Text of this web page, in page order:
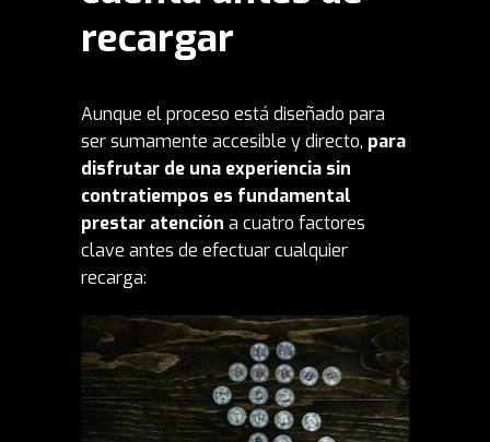
recargar
Aunque el proceso está diseñado para
ser sumamente accesible y directo, para
disfrutar de una experiencia sin
contratiempos es fundamental
prestar atención a cuatro factores
clave antes de efectuar cualquier
recarga: